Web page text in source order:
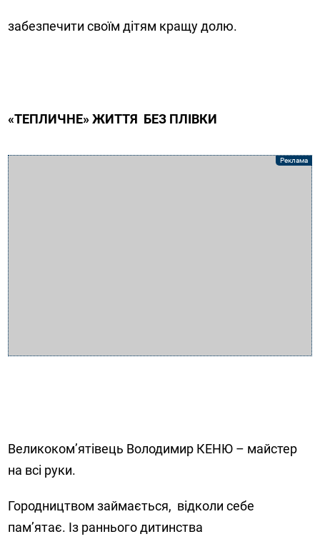
забезпечити своїм дітям кращу долю.
«ТЕПЛИЧНЕ» ЖИТТЯ БЕЗ ПЛІВКИ
Великоком’ятівець Володимир КЕНЮ – майстер
на всі руки.
Городництвом займається, відколи себе
пам’ятає. Із раннього дитинства